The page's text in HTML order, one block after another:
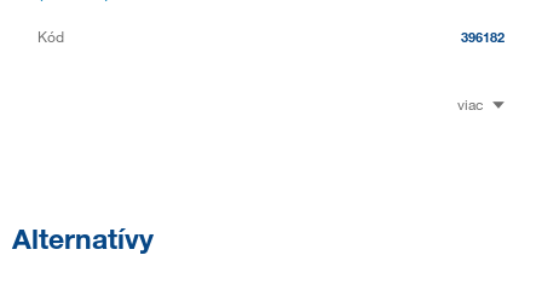
Kód 396182
viac
Alternatívy